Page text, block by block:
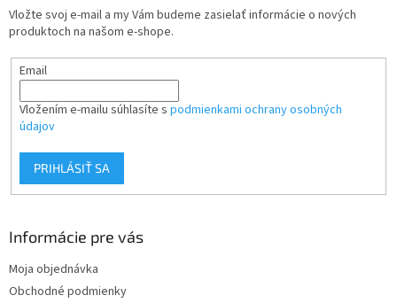
Vložte svoj e-mail a my Vám budeme zasielať informácie o nových
produktoch na našom e-shope.
Email
Vložením e-mailu súhlasíte s podmienkami ochrany osobných
údajov
PRIHLÁSIŤ SA
Informácie pre vás
Moja objednávka
Obchodné podmienky